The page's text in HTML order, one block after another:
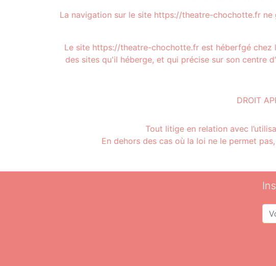
La navigation sur le site https://theatre-chochotte.fr ne
Le site https://theatre-chochotte.fr est héberfgé chez
des sites qu'il héberge, et qui précise sur son centre
DROIT
Tout litige en relation avec
En dehors des cas où la loi ne le permet